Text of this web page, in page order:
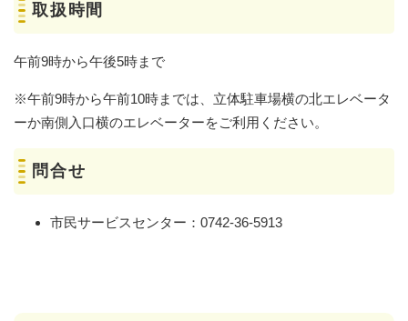
取扱時間
午前9時から午後5時まで
※午前9時から午前10時までは、立体駐車場横の北エレベータ
ーか南側入口横のエレベーターをご利用ください。
問合せ
市民サービスセンター：0742-36-5913